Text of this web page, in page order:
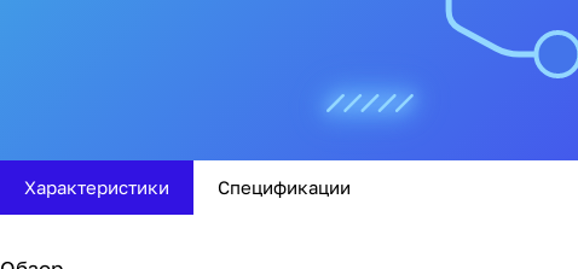
Характеристики Спецификации